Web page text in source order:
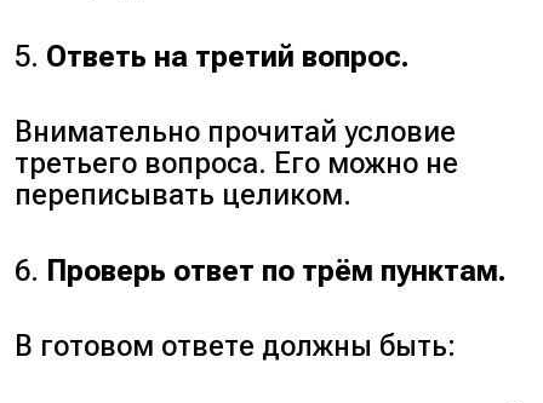
5. Ответь на третий вопрос.
Внимательно прочитай условие
третьего вопроса. Его можно не
переписывать целиком.
6. Проверь ответ по трём пунктам.
В готовом ответе должны быть: